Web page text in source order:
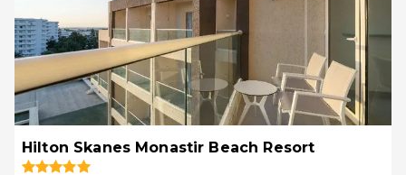
Hilton Skanes Monastir Beach Resort